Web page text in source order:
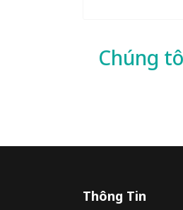
Chúng
Thông Tin